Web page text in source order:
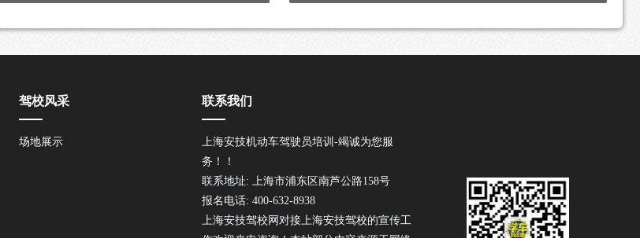
驾校风采
场地展示
联系我们
上海安技机动车驾驶员培训-竭诚为您服
务！！
联系地址: 上海市浦东区南芦公路158号
报名电话: 400-632-8938
上海安技驾校网对接上海安技驾校的宣传工